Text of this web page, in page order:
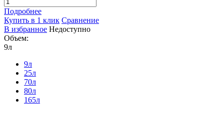
Подробнее
Купить в 1 клик Сравнение
В избранное Недоступно
Объем:
9л
9л
25л
70л
80л
165л